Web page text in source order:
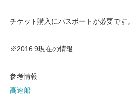
チケット購入にパスポートが必要です。
※2016.9現在の情報
参考情報
高速船